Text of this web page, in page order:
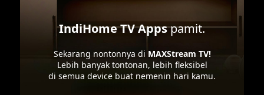
IndiHome TV Appspamit.
Sekarang nontonnya di MAXStream TV!
Lebih banyak tontonan, lebih fleksibel
di semua device buat nemenin hari kamu.